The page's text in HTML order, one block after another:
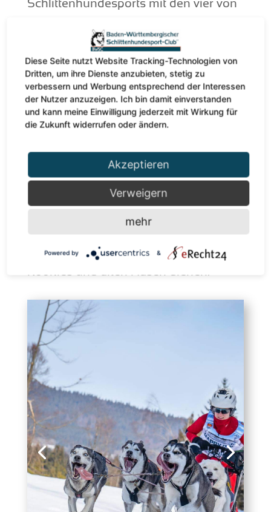
Schlittenhundesports mit den vier von
Schlittenhunderassen Alaskan
Malamute, Grönlandhund, Samojede
und Siberian Husky, sowie mit allen
Hunden, die physisch und psychisch in
der Lage sind, freiwillig im Geschirr vor
Zu diesem Zweck veranstaltet der
BWSC Wagen- und Schneerennen
sowie Trainingstreffen und Seminare,
die auch dem Gedanken- und
Erfahrungsaustausch zwischen
Rookies und alten Hasen dienen.
Diese Seite nutzt Website Tracking-Technologien von
Dritten, um ihre Dienste anzubieten, stetig zu
verbessern und Werbung entsprechend der Interessen
der Nutzer anzuzeigen. Ich bin damit einverstanden
und kann meine Einwilligung jederzeit mit Wirkung für
die Zukunft widerrufen oder ändern.
Akzeptieren
Verweigern
mehr
Powered by &